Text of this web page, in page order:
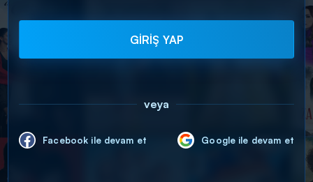
GİRİŞ YAP
veya
Facebook ile devam et Google ile devam et